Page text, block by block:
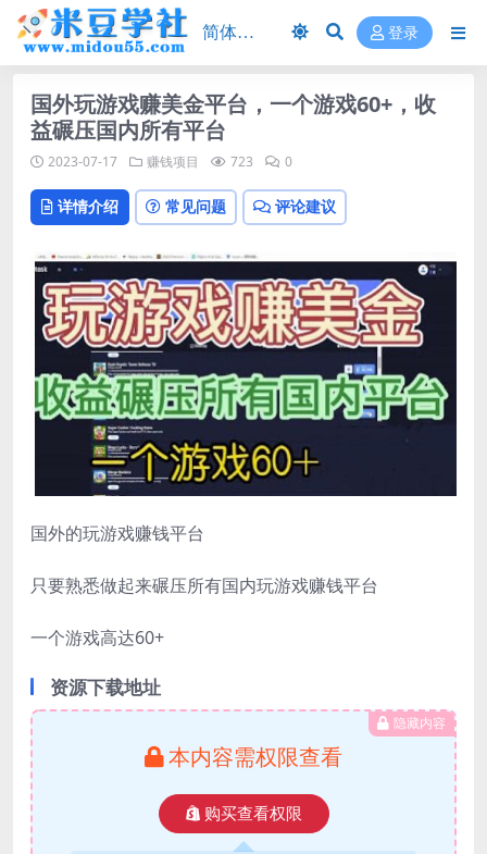
登录
国外玩游戏赚美金平台，一个游戏60+，收
益碾压国内所有平台
2023-07-17 赚钱项目 723 0
详情介绍 常见问题 评论建议
国外的玩游戏赚钱平台
只要熟悉做起来碾压所有国内玩游戏赚钱平台
一个游戏高达60+
资源下载地址
隐藏内容
本内容需权限查看
购买查看权限